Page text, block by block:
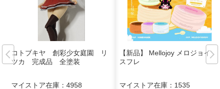
コトブキヤ 創彩少女庭園 リ
ツカ 完成品 全塗装
マイストア在庫： 4958
【新品】 Mellojoy メロジョイ 旧
スフレ
マイストア在庫： 1535